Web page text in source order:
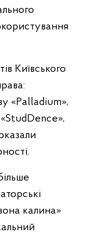
Київського
«Palladium»,
калина»